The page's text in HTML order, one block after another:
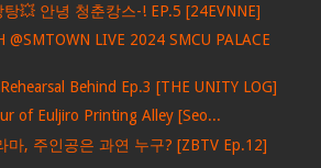
💥 안녕 청춘캉스-! EP.5 [24EVNNE]
@SMTOWN LIVE 2024 SMCU PALACE
Behind Ep.3 [THE UNITY LOG]
of Euljiro Printing Alley [Seo...
마, 주인공은 과연 누구? [ZBTV Ep.12]